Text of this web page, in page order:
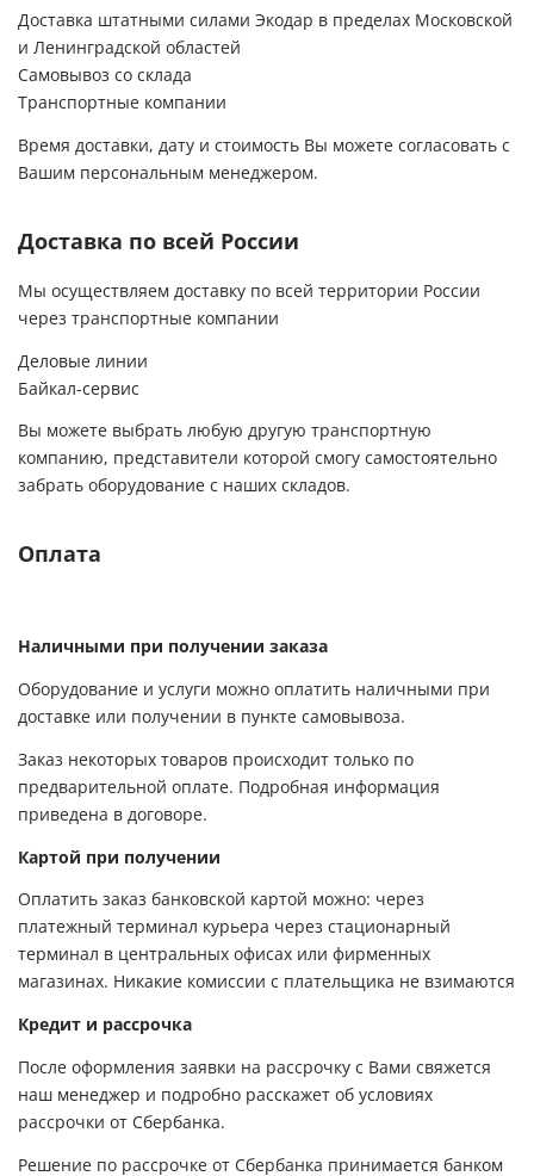
Доставка штатными силами Экодар в пределах Московской
и Ленинградской областей
Самовывоз со склада
Транспортные компании
Время доставки, дату и стоимость Вы можете согласовать с
Вашим персональным менеджером.
Доставка по всей России
Мы осуществляем доставку по всей территории России
через транспортные компании
Деловые линии
Байкал-сервис
Вы можете выбрать любую другую транспортную
компанию, представители которой смогу самостоятельно
забрать оборудование с наших складов.
Оплата
Наличными при получении заказа
Оборудование и услуги можно оплатить наличными при
доставке или получении в пункте самовывоза.
Заказ некоторых товаров происходит только по
предварительной оплате. Подробная информация
приведена в договоре.
Картой при получении
Оплатить заказ банковской картой можно: через
платежный терминал курьера через стационарный
терминал в центральных офисах или фирменных
магазинах. Никакие комиссии с плательщика не взимаются
Кредит и рассрочка
После оформления заявки на рассрочку с Вами свяжется
наш менеджер и подробно расскажет об условиях
рассрочки от Сбербанка.
Решение по рассрочке от Сбербанка принимается банком